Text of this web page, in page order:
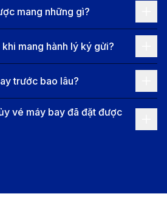
bay từ Cần Thơ đi
Hiện tại, chưa có chuyến bay
bay Quốc tế Cần Thơ –
(Sân bay Quốc tế Portland –
nhiều sân bay trung chuyển như
mang những gì?
mang hành lý ký gửi?
trước bao lâu?
vé máy bay đã đặt được